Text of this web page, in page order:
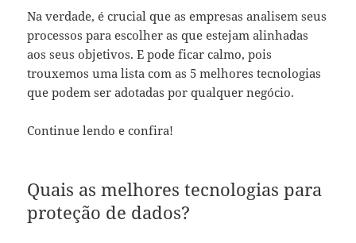
Na verdade, é crucial que as empresas analisem seus
processos para escolher as que estejam alinhadas
aos seus objetivos. E pode ficar calmo, pois
trouxemos uma lista com as 5 melhores tecnologias
que podem ser adotadas por qualquer negócio.
Continue lendo e confira!
Quais as melhores tecnologias para
proteção de dados?